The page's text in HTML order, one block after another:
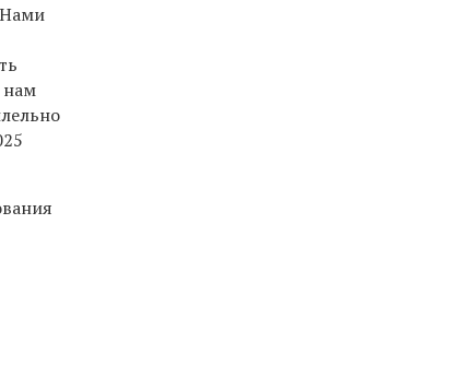
нам